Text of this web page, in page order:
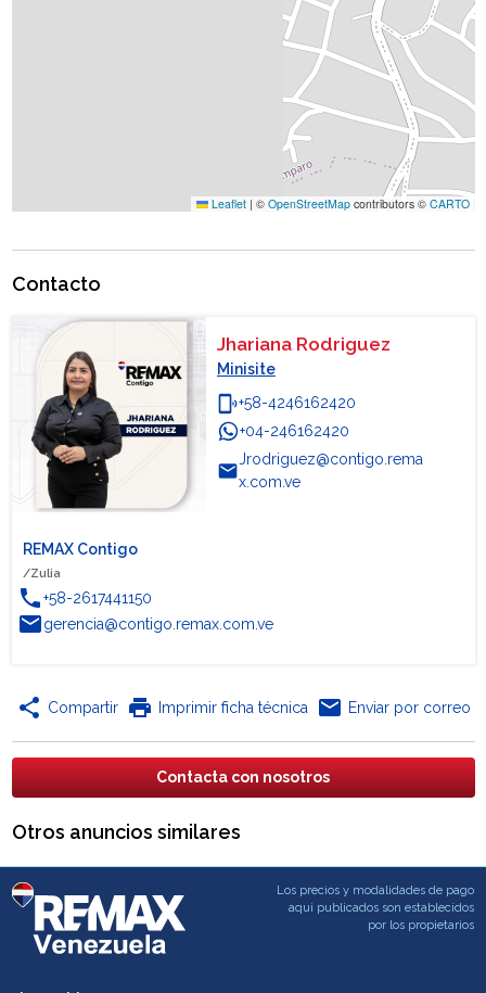
Leaflet | © OpenStreetMapcontributors © CARTO
Contacto
Jhariana Rodriguez
Minisite
phonelink_ring+58-4246162420
WhatsApp
+04-246162420
email
Jrodriguez@contigo.rema
x.com.ve
REMAX Contigo
/Zulia
phone+58-2617441150
emailgerencia@contigo.remax.com.ve
share Compartir print Imprimir ficha técnica email Enviar por correo
Contacta con nosotros
Otros anuncios similares
Los precios y modalidades de pago
aqui publicados son establecidos
por los propietarios